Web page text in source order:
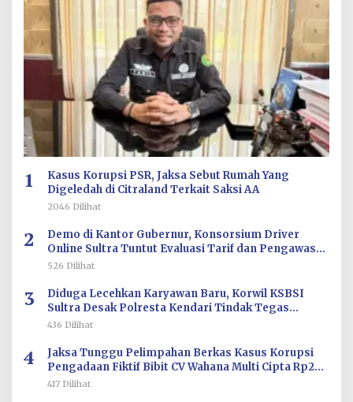
1
Kasus Korupsi PSR, Jaksa Sebut Rumah Yang
Digeledah di Citraland Terkait Saksi AA
2046 Dilihat
2
Demo di Kantor Gubernur, Konsorsium Driver
Online Sultra Tuntut Evaluasi Tarif dan Pengawasan
Aplikasi
526 Dilihat
3
Diduga Lecehkan Karyawan Baru, Korwil KSBSI
Sultra Desak Polresta Kendari Tindak Tegas
Oknum BM PT TSJ
436 Dilihat
4
Jaksa Tunggu Pelimpahan Berkas Kasus Korupsi
Pengadaan Fiktif Bibit CV Wahana Multi Cipta Rp26
Miliar
417 Dilihat